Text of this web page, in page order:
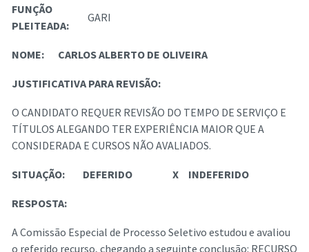
FUNÇÃO
PLEITEADA:
GARI
NOME: CARLOS ALBERTO DE OLIVEIRA
JUSTIFICATIVA PARA REVISÃO:
O CANDIDATO REQUER REVISÃO DO TEMPO DE SERVIÇO E
TÍTULOS ALEGANDO TER EXPERIÊNCIA MAIOR QUE A
CONSIDERADA E CURSOS NÃO AVALIADOS.
SITUAÇÃO: DEFERIDO X INDEFERIDO
RESPOSTA:
A Comissão Especial de Processo Seletivo estudou e avaliou
o referido recurso, chegando a seguinte conclusão: RECURSO